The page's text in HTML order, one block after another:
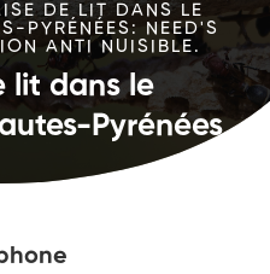
DE LIT DANS LE
PYRÉNÉES: NEED'S
ANTI NUISIBLE.
lit dans le
Pyrénées